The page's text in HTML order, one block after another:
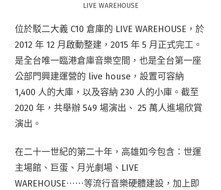
LIVE WAREHOUSE
位於駁二大義 C10 倉庫的 LIVE WAREHOUSE，於
2012 年 12 月啟動整建，2015 年 5 月正式完工。
是全台唯一臨港倉庫音樂空間，也是全台第一座
公部門興建運營的 live house，設置可容納
1,400 人的大庫，以及容納 230 人的小庫。截至
2020 年，共舉辦 549 場演出、 25 萬人進場欣賞
演出。
在二十一世紀的第二十年，高雄如今包含：世運
主場館、巨蛋、月光劇場、LIVE
WAREHOUSE⋯⋯等流行音樂硬體建設，加上即